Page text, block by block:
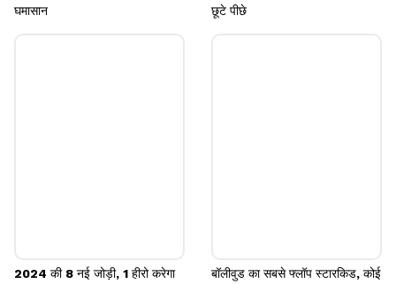
घमासान
छूटे पीछे
2024 की 8 नई जोड़ी, 1 हीरो करेगा
बॉलीवुड का सबसे फ्लॉप स्टारकिड, कोई